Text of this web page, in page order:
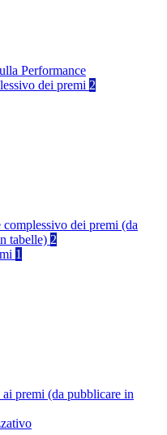
Performance
dei premi 2
dei premi (da
tabelle) 2
1
premi (da pubblicare in